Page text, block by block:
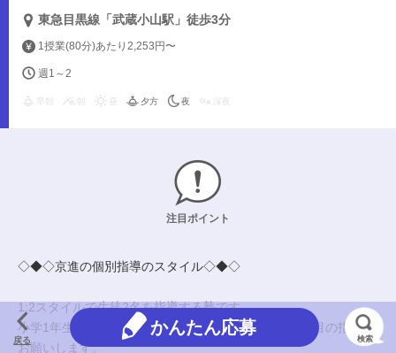
東急目黒線「武蔵小山駅」徒歩3分
1授業(80分)あたり2,253円〜
週1～2
夕方 夜 深夜
注目ポイント
◇◆◇京進の個別指導のスタイル◇◆◇
1:2スタイルで生徒2名を指導する塾です。
小学1年生～高校3年生にあなたの得意な理科(理系)科目の指導を
お願いします。
戻る
かんたん応募
検索